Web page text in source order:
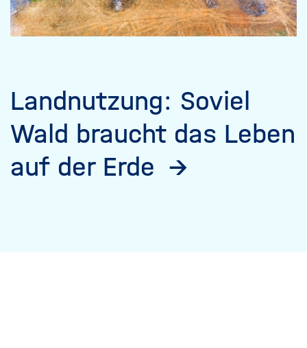
Landnutzung: Soviel
Wald braucht das Leben
auf der Erde